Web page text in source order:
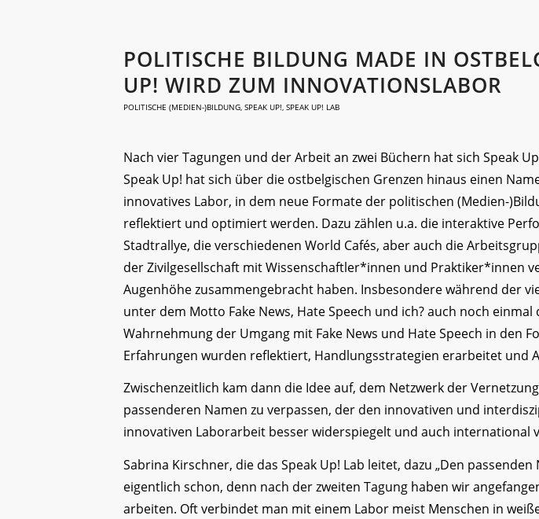
POLITISCHE BILDUNG MADE IN
UP! WIRD ZUM INNOVATIONSLABOR
POLITISCHE (MEDIEN-)BILDUNG, SPEAK UP!, SPEAK UP! LAB
Nach vier Tagungen und der Arbeit an zwei Büchern hat sich Speak
Speak Up! hat sich über die ostbelgischen Grenzen hinaus einen
innovatives Labor, in dem neue Formate der politischen (Medien-
reflektiert und optimiert werden. Dazu zählen u.a. die interaktive
Stadtrallye, die verschiedenen World Cafés, aber auch die
der Zivilgesellschaft mit Wissenschaftler*innen und Praktiker*innen
Augenhöhe zusammengebracht haben. Insbesondere während der
unter dem Motto Fake News, Hate Speech und ich? auch noch einmal
Wahrnehmung der Umgang mit Fake News und Hate Speech in den
Erfahrungen wurden reflektiert, Handlungsstrategien erarbeitet und
Zwischenzeitlich kam dann die Idee auf, dem Netzwerk der
passenderen Namen zu verpassen, der den innovativen und
innovativen Laborarbeit besser widerspiegelt und auch international
Sabrina Kirschner, die das Speak Up! Lab leitet, dazu „Den passenden
eigentlich schon, denn nach der zweiten Tagung haben wir
arbeiten. Oft verbindet man mit einem Labor meist Menschen in